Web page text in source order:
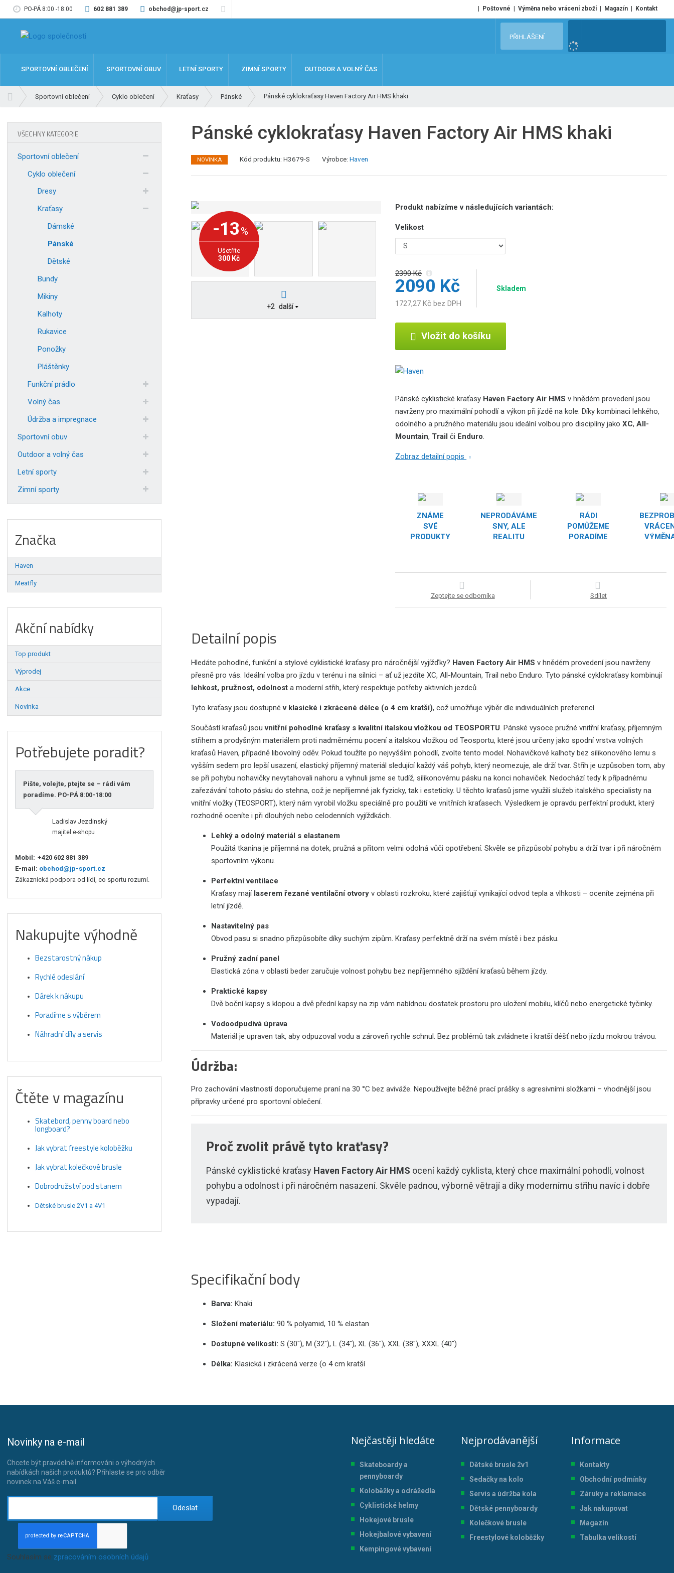
PO-PÁ 8:00 -18:00 602 881 389 obchod@jp-sport.cz Poštovné Výměna nebo vrácení zboží Magazín Kontakt
e
PŘIHLÁŠENÍ
SPORTOVNÍ OBLEČENÍ SPORTOVNÍ OBUV LETNÍ SPORTY ZIMNÍ SPORTY OUTDOOR A VOLNÝ ČAS
Sportovní oblečení Cyklo oblečení Kraťasy Pánské Pánské cyklokraťasy Haven Factory Air HMS khaki
Pánské cyklokraťasy Haven Factory Air HMS khaki
NOVINKA Kód produktu: H3679-S
K
o
Výrobce: Haven
+2 další
Produkt nabízíme v následujících variantách:
Velikost
-13%
Ušetříte
300 Kč
2390 Kč
2090 Kč
1727,27 Kč bez DPH
Skladem
Vložit do košíku
Pánské cyklistické kraťasy Haven Factory Air HMS v hnědém provedení jsou
navrženy pro maximální pohodlí a výkon při jízdě na kole. Díky kombinaci lehkého,
odolného a pružného materiálu jsou ideální volbou pro disciplíny jakoXC,All-
Mountain, Trail či Enduro.
Zobraz detailní popis
ZNÁME
SVÉ
PRODUKTY
NEPRODÁVÁME
SNY, ALE
REALITU
RÁDI
POMŮŽEME
PORADÍME
Zeptejte se odborníka Sdílet
Detailní popis
Hledáte pohodlné, funkční a stylové cyklistické kraťasy pro náročnější vyjížďky? Haven Factory Air HMS v hnědém provedení jsou navrženy
přesně pro vás. Ideální volba pro jízdu v terénu i na silnici – ať už jezdíte XC, All-Mountain, Trail nebo Enduro. Tyto pánské cyklokraťasy kombinují
lehkost, pružnost, odolnost a moderní střih, který respektuje potřeby aktivních jezdců.
Tyto kraťasy jsou dostupnév klasické i zkrácené délce (o 4 cm kratší), což umožňuje výběr dle individuálních preferencí.
Součástí kraťasů jsouvnitřní pohodlné kraťasy s kvalitní italskou vložkou od TEOSPORTU. Pánské vysoce pružné vnitřní kraťasy, příjemným
střihem a prodyšným materiálem proti nadměrnému pocení a italskou vložkou od Teosportu, které jsou určeny jako spodní vrstva volných
kraťasů Haven, případně libovolný oděv. Pokud toužíte po nejvyšším pohodlí, zvolte tento model. Nohavičkové kalhoty bez silikonového lemu s
vyšším sedem pro lepší usazení, elastický příjemný materiál sledující každý váš pohyb, který neomezuje, ale drží tvar. Střih je uzpůsoben tom, aby
se při pohybu nohavičky nevytahovali nahoru a vyhnuli jsme se tudíž, silikonovému pásku na konci nohaviček. Nedochází tedy k případnému
zařezávání tohoto pásku do stehna, což je nepříjemné jak fyzicky, tak i esteticky. U těchto kraťasů jsme využili služeb italského specialisty na
vnitřní vložky (TEOSPORT), který nám vyrobil vložku speciálně pro použití ve vnitřních kraťasech. Výsledkem je opravdu perfektní produkt, který
rozhodně oceníte i při dlouhých nebo celodenních vyjíždkách.
Lehký a odolný materiál s elastanem
Použitá tkanina je příjemná na dotek, pružná a přitom velmi odolná vůči opotřebení. Skvěle se přizpůsobí pohybu a drží tvar i při náročném
sportovním výkonu.
Perfektní ventilace
Kraťasy mají laserem řezané ventilační otvory v oblasti rozkroku, které zajišťují vynikající odvod tepla a vlhkosti – oceníte zejména při
letní jízdě.
Nastavitelný pas
Obvod pasu si snadno přizpůsobíte díky suchým zipům. Kraťasy perfektně drží na svém místě i bez pásku.
Pružný zadní panel
Elastická zóna v oblasti beder zaručuje volnost pohybu bez nepříjemného sjíždění kraťasů během jízdy.
Praktické kapsy
Dvě boční kapsy s klopou a dvě přední kapsy na zip vám nabídnou dostatek prostoru pro uložení mobilu, klíčů nebo energetické tyčinky.
Vodoodpudivá úprava
Materiál je upraven tak, aby odpuzoval vodu a zároveň rychle schnul. Bez problémů tak zvládnete i kratší déšť nebo jízdu mokrou trávou.
Údržba:
Pro zachování vlastností doporučujeme praní na 30 °C bez aviváže. Nepoužívejte běžné prací prášky s agresivními složkami – vhodnější jsou
přípravky určené pro sportovní oblečení.
Proč zvolit právě tyto kraťasy?
Pánské cyklistické kraťasy Haven Factory Air HMS ocení každý cyklista, který chce maximální pohodlí, volnost
pohybu a odolnost i při náročném nasazení. Skvěle padnou, výborně větrají a díky modernímu střihu navíc i dobře
vypadají.
Specifikační body
Barva: Khaki
Složení materiálu: 90 % polyamid, 10 % elastan
Dostupné velikosti: S (30"), M (32"), L (34"), XL (36"), XXL (38"), XXXL (40")
Délka: Klasická i zkrácená verze (o 4 cm kratší
VŠECHNY KATEGORIE
Sportovní oblečení
Cyklo oblečení
Dresy
Kraťasy
Dámské
Pánské
Dětské
Bundy
Mikiny
Kalhoty
Rukavice
Ponožky
Pláštěnky
Funkční prádlo
Volný čas
Údržba a impregnace
Sportovní obuv
Outdoor a volný čas
Letní sporty
Zimní sporty
Značka
Haven
Meatfly
Akční nabídky
Top produkt
Výprodej
Akce
Novinka
Potřebujete poradit?
Pište, volejte, ptejte se – rádi vám
poradíme. PO-PÁ 8:00-18:00
Ladislav Jezdinský
majitel e-shopu
Mobil: +420 602 881 389
E-mail: obchod@jp-sport.cz
Zákaznická podpora od lidí, co sportu rozumí.
Nakupujte výhodně
Bezstarostný nákup
Rychlé odeslání
Dárek k nákupu
Poradíme s výběrem
Náhradní díly a servis
Čtěte v magazínu
Skatebord, penny board nebo
longboard?
Jak vybrat freestyle koloběžku
Jak vybrat kolečkové brusle
Dobrodružství pod stanem
Dětské brusle 2V1 a 4V1
Novinky na e-mail
Chcete být pravdelně informováni o výhodných
nabídkách našich produktů? Přihlaste se pro odběr
novinek na Váš e-mail
Odeslat
Souhlasím se zpracováním osobních údajů.
Nejčastěji hledáte
Skateboardy a
pennyboardy
Koloběžky a odrážedla
Cyklistické helmy
Hokejové brusle
Hokejbalové vybavení
Kempingové vybavení
Nejprodávanější
Dětské brusle 2v1
Sedačky na kolo
Servis a údržba kola
Dětské pennyboardy
Kolečkové brusle
Freestylové koloběžky
Informace
Kontakty
Obchodní podmínky
Záruky a reklamace
Jak nakupovat
Magazín
Tabulka velikostí